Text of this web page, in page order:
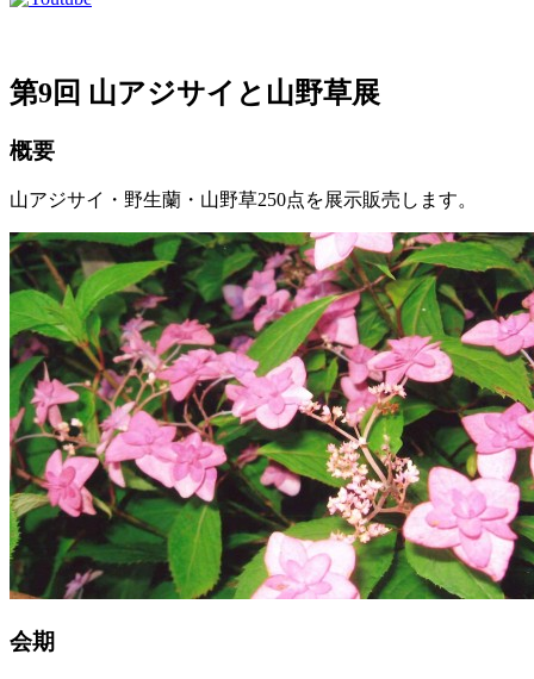
第9回 山アジサイと山野草展
概要
山アジサイ・野生蘭・山野草250点を展示販売します。
会期